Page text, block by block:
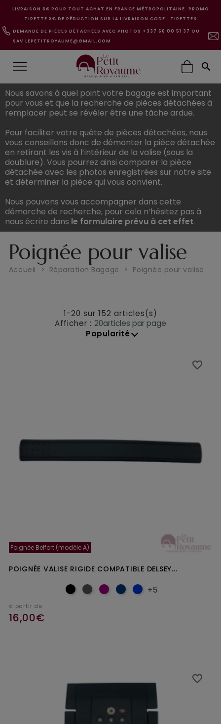
LIVRAISON 6€ POUR TOUT ACHAT EN FRANCE MÉTROPOLITAINE. PROMO
TIRETTE 3€ DE RÉDUCTION SUR LA LIVRAISON CODE : TIRETTE3
DEMANDE DE PIÈCES DÉTACHÉES AVEC PHOTOS +337 66 00 51 37 OU
SAV.LEPETITROYAUME@GMAIL.COM

Nous savons à quel point votre bagage est important
pour vous et que la recherche de pièces détachées à
remplacer peut se révéler être une tâche ardue.
Pour faciliter votre quête de pièces détachées, nous
vous conseillons donc de démonter la pièce détachée
en retirant les vis à l’intérieur de la valise (sous la
doublure). Vous pourrez ainsi comparer la pièce
détachée avec les photos enregistrées sur notre site
et déterminer la pièce qui vous convient.
Nous pouvons vous accompagner dans cette
démarche de recherche, pour cela n’hésitez pas à
nous écrire dans le formulaire prévu à cet effet.
Poignée pour valise
Accueil Réparation Bagage Poignée pour valise
1-20 sur 152 articles(s)
Afficher : 20articles par page
Popularité
Poignée Belfort (modèle A)
POIGNÉE VALISE RIGIDE COMPATIBLE DELSEY...
+5
à partir de
16,00€
favorite_border
favorite_border
favorite_border
favorite_border